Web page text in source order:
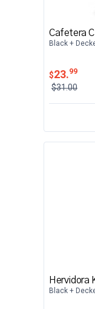
Cafetera
Black +
$23.99
$31.00
Hervidora
Black +